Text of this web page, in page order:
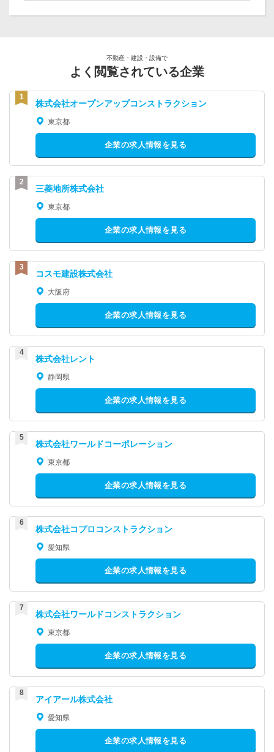
不動産・建設・設備で
よく閲覧されている企業
株式会社オープンアップコンストラクション
東京都
企業の求人情報を見る
三菱地所株式会社
東京都
企業の求人情報を見る
コスモ建設株式会社
大阪府
企業の求人情報を見る
株式会社レント
静岡県
企業の求人情報を見る
株式会社ワールドコーポレーション
東京都
企業の求人情報を見る
株式会社コプロコンストラクション
愛知県
企業の求人情報を見る
株式会社ワールドコンストラクション
東京都
企業の求人情報を見る
アイアール株式会社
愛知県
企業の求人情報を見る